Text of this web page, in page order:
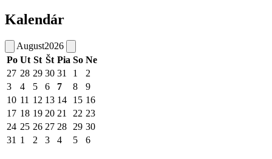
Kalendár
August2026
Po Ut St Št Pia So Ne
27 28 29 30 31 1
2
3
4 5 6 7 8
9
10 11 12 13 14 15 16
17 18 19 20 21 22 23
24 25 26 27 28 29 30
31 1 2 3 4 5 6